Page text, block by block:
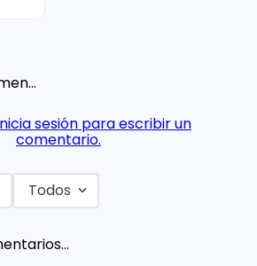
sesión para escribir un
comentario.
Todos